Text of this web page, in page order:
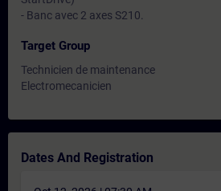
- Banc avec 2 axes S210.
Target Group
Technicien de maintenance
Electromecanicien
Dates And Registration